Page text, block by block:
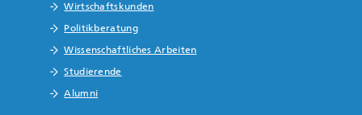
Wirtschaftskunden
Politikberatung
Wissenschaftliches Arbeiten
Studierende
Alumni